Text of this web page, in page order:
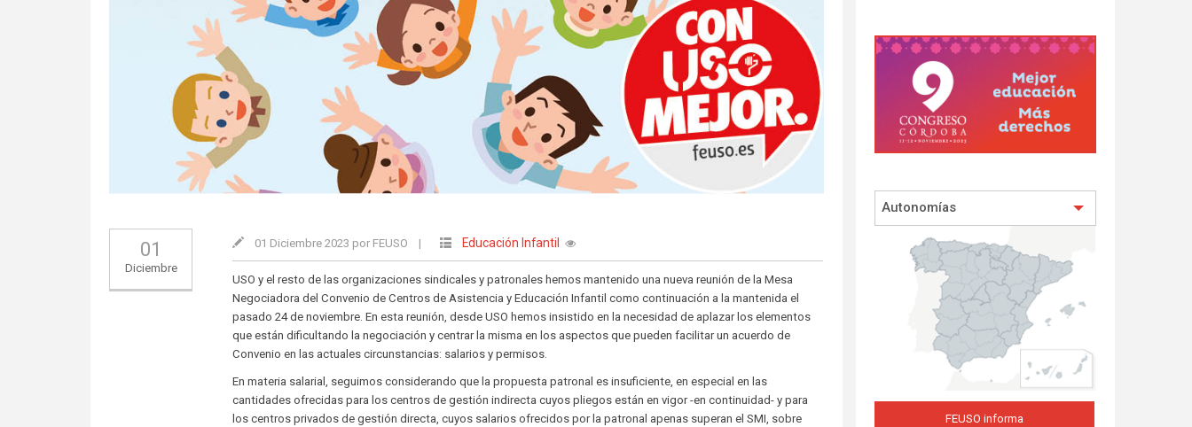
01
Diciembre
01 Diciembre 2023 por FEUSO | Educación Infantil
USO y el resto de las organizaciones sindicales y patronales hemos mantenido una nueva reunión de la Mesa
Negociadora del Convenio de Centros de Asistencia y Educación Infantil como continuación a la mantenida el
pasado 24 de noviembre. En esta reunión, desde USO hemos insistido en la necesidad de aplazar los elementos
que están dificultando la negociación y centrar la misma en los aspectos que pueden facilitar un acuerdo de
Convenio en las actuales circunstancias: salarios y permisos.
En materia salarial, seguimos considerando que la propuesta patronal es insuficiente, en especial en las
cantidades ofrecidas para los centros de gestión indirecta cuyos pliegos están en vigor -en continuidad- y para
los centros privados de gestión directa, cuyos salarios ofrecidos por la patronal apenas superan el SMI, sobre
Autonomías
FEUSO informa